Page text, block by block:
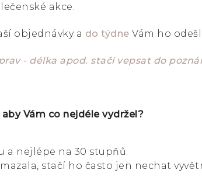
akce.
objednávky a do týdne Vám ho
- délka apod. stačí vepsat do
Vám co nejdéle vydržel?
a nejlépe na 30 stupňů.
stačí ho často jen nechat